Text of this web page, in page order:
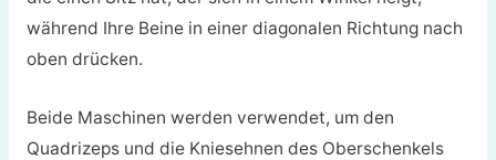
während Ihre Beine in einer diagonalen Richtung nach
oben drücken.
Beide Maschinen werden verwendet, um den
Quadrizeps und die Kniesehnen des Oberschenkels